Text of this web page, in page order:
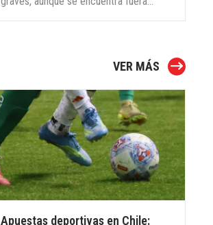
VER MÁS
Apuestas deportivas en Chile: